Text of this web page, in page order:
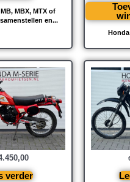
MBX, MTX of
en...
Honda
verder